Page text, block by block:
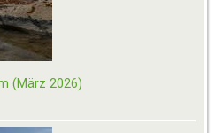
(März 2026)